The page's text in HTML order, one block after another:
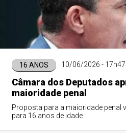
16 ANOS 10/06/2026 - 17h47
Câmara dos Deputados
maioridade penal
Proposta para a maioridade penal
para 16 anos de idade